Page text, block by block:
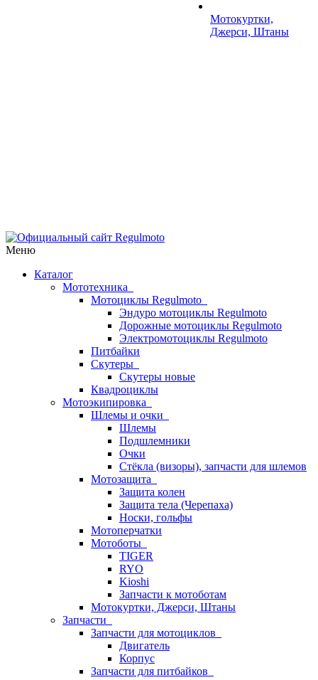
Мотокуртки,
Джерси, Штаны
Меню
Каталог
Мототехника
Мотоциклы Regulmoto
Эндуро мотоциклы Regulmoto
Дорожные мотоциклы Regulmoto
Электромотоциклы Regulmoto
Питбайки
Скутеры
Скутеры новые
Квадроциклы
Мотоэкипировка
Шлемы и очки
Шлемы
Подшлемники
Очки
Стёкла (визоры), запчасти для шлемов
Мотозащита
Защита колен
Защита тела (Черепаха)
Носки, гольфы
Мотоперчатки
Мотоботы
TIGER
RYO
Kioshi
Запчасти к мотоботам
Мотокуртки, Джерси, Штаны
Запчасти
Запчасти для мотоциклов
Двигатель
Корпус
Запчасти для питбайков